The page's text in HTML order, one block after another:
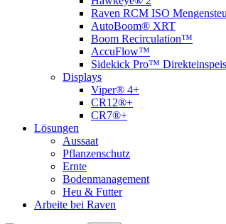
Raven RCM ISO
AutoBoom® XRT
Boom Recirculation™
AccuFlow™
Sidekick Pro™
Displays
Viper® 4+
CR12®+
CR7®+
Lösungen
Aussaat
Pflanzenschutz
Ernte
Bodenmanagement
Heu & Futter
Arbeite bei Raven